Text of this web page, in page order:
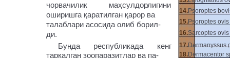
чорвачилик
маҳсулдорлигини
оширишга қаратилган қарор ва
талаблари асосида олиб борил-
ди.
Бунда
республикада
кенг
тарқалган зоопаразитлар ва па-
14.Psoroptes
15.Psoroptes ovis
16.Sarcoptes ovis
17.Dermanyssus
18.Dermacentor